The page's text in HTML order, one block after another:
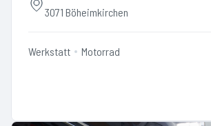
3071 Böheimkirchen
Werkstatt Motorrad